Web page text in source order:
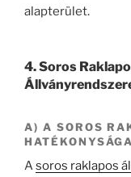
alapterület.
4. Soros
A) A SOROS
HATÉKONYSÁGA
Asoros raklapos